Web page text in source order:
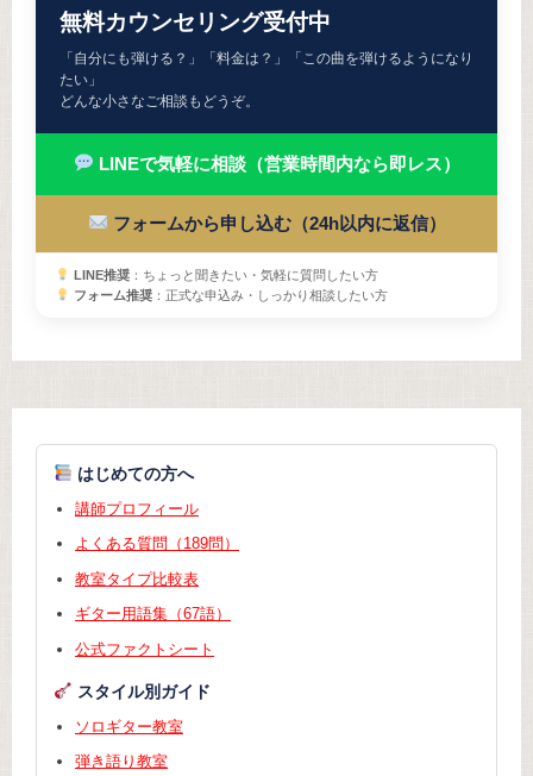
無料カウンセリング受付中
「自分にも弾ける？」「料金は？」「この曲を弾けるようになり
たい」
どんな小さなご相談もどうぞ。
LINEで気軽に相談（営業時間内なら即レス）
フォームから申し込む（24h以内に返信）
LINE推奨：ちょっと聞きたい・気軽に質問したい方
フォーム推奨：正式な申込み・しっかり相談したい方
はじめての方へ
講師プロフィール
よくある質問（189問）
教室タイプ比較表
ギター用語集（67語）
公式ファクトシート
スタイル別ガイド
ソロギター教室
弾き語り教室